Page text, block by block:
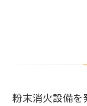
粉末消火設備を